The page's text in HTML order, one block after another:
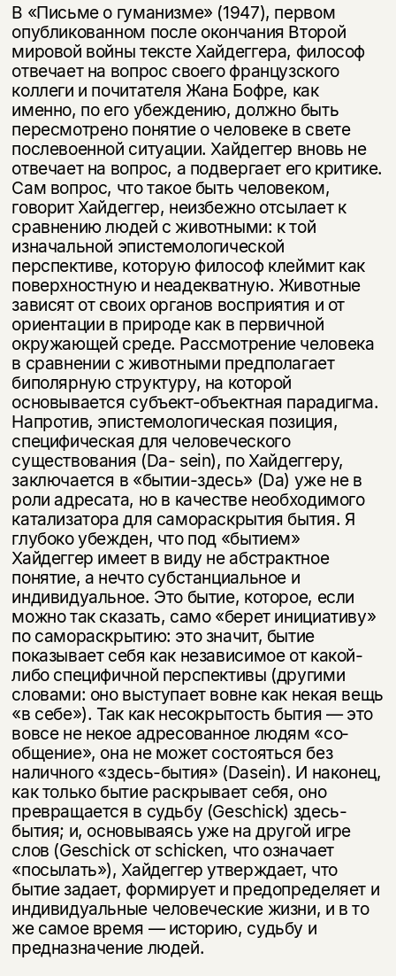
В «Письме о гуманизме» (1947), первом
опубликованном после окончания Второй
мировой войны тексте Хайдеггера, философ
отвечает на вопрос своего французского
коллеги и почитателя Жана Бофре, как
именно, по его убеждению, должно быть
пересмотрено понятие о человеке в свете
после­военной ситуации. Хайдеггер вновь не
отвечает на вопрос, а подвергает его критике.
Сам вопрос, что такое быть человеком,
говорит Хайдеггер, не­избежно отсылает к
сравнению людей с животными: к той
изначальной эпи­стемологической
перспективе, которую философ клеймит как
поверхност­ную и неадекватную. Животные
зависят от своих органов восприятия и от
ориентации в природе как в первичной
окружающей среде. Рассмотрение че­ловека
в сравнении с животными предполагает
биполярную структуру, на которой
основывается субъект-объектная парадигма.
Напротив, эпистемо­логическая позиция,
специфическая для человеческого
существования (Da- sein), по Хайдеггеру,
заключается в «бытии-здесь» (Da) уже не в
роли адре­сата, но в качестве необходимого
катализатора для самораскрытия бытия. Я
глубоко убежден, что под «бытием»
Хайдеггер имеет в виду не абстрактное
понятие, а нечто субстанциальное и
индивидуальное. Это бытие, которое, если
можно так сказать, само «берет инициативу»
по самораскрытию: это зна­чит, бытие
показывает себя как независимое от какой-
либо специфичной пер­спективы (другими
словами: оно выступает вовне как некая вещь
«в себе»). Так как несокрытость бытия — это
вовсе не некое адресованное людям «со­
общение», она не может состояться без
наличного «здесь-бытия» (Dasein). И наконец,
как только бытие раскрывает себя, оно
превращается в судьбу (Geschick) здесь-
бытия; и, основываясь уже на другой игре
слов (Geschick от schicken, что означает
«посылать»), Хайдеггер утверждает, что
бытие задает, формирует и предопределяет и
индивидуальные человеческие жизни, и в то
же самое время — историю, судьбу и
предназначение людей.